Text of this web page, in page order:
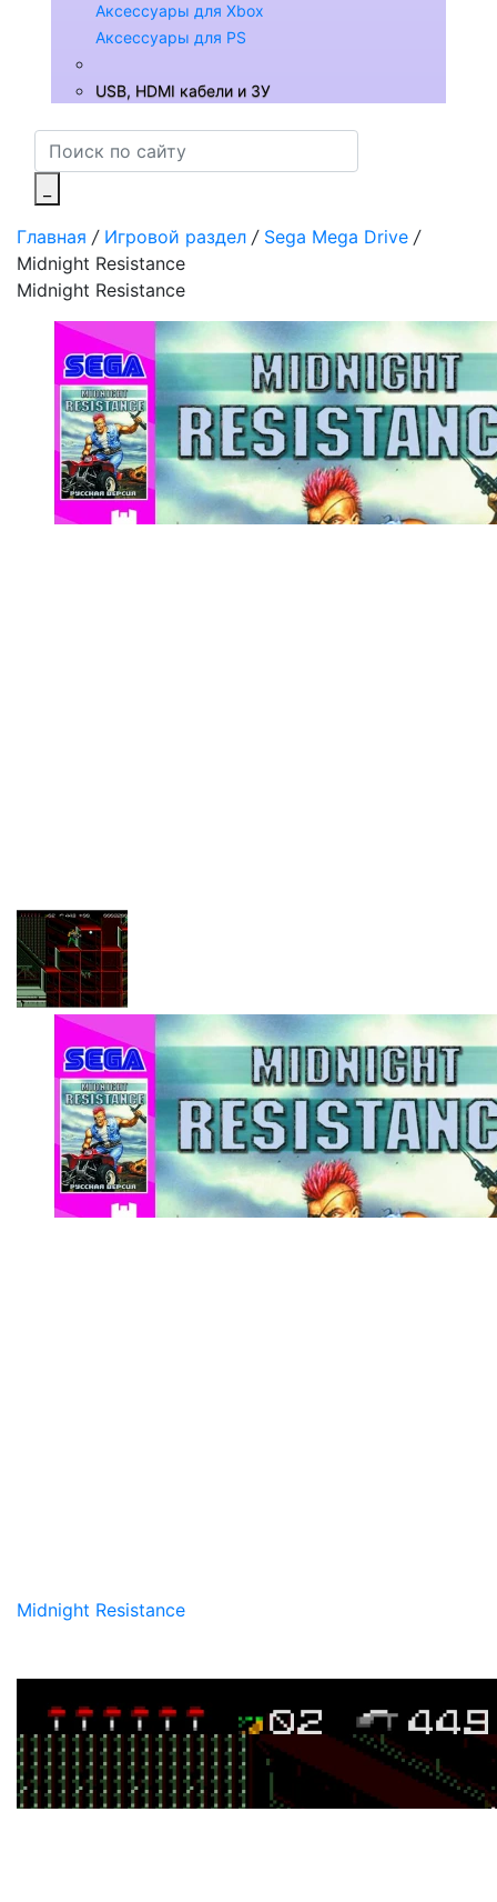
Аксессуары для Xbox
Аксессуары для PS
USB, HDMI кабели и ЗУ
Главная / Игровой раздел / Sega Mega Drive /
Midnight Resistance
Midnight Resistance
Midnight Resistance